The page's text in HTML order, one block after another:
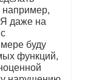
например,
даже на
буду
функций,